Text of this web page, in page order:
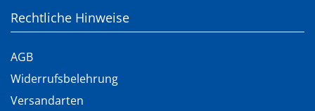
Rechtliche Hinweise
AGB
Widerrufsbelehrung
Versandarten